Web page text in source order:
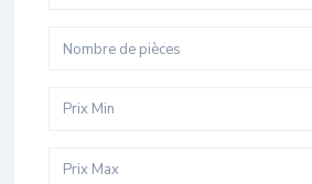
Nombre de pièces